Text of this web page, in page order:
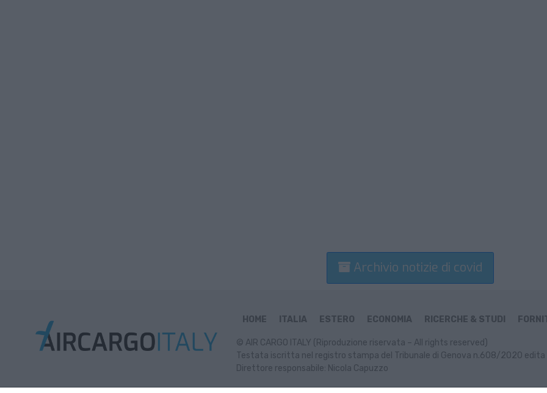
Archivio notizie di covid
HOME ITALIA ESTERO ECONOMIA RICERCHE & STUDI
© AIR CARGO ITALY (Riproduzione riservata – All rights reserved)
Testata iscritta nel registro stampa del Tribunale di Genova n.608/2020 edita
Direttore responsabile: Nicola Capuzzo